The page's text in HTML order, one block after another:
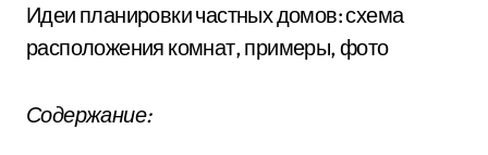
Идеи планировки частных домов: схема
расположения комнат, примеры, фото
Содержание: